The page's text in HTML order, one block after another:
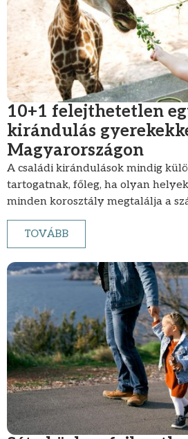
10+1 felejthetetlen
kirándulás
Magyarországon
A családi kirándulások mindig
tartogatnak, főleg, ha olyan
minden korosztály megtalálja a
TOVÁBB